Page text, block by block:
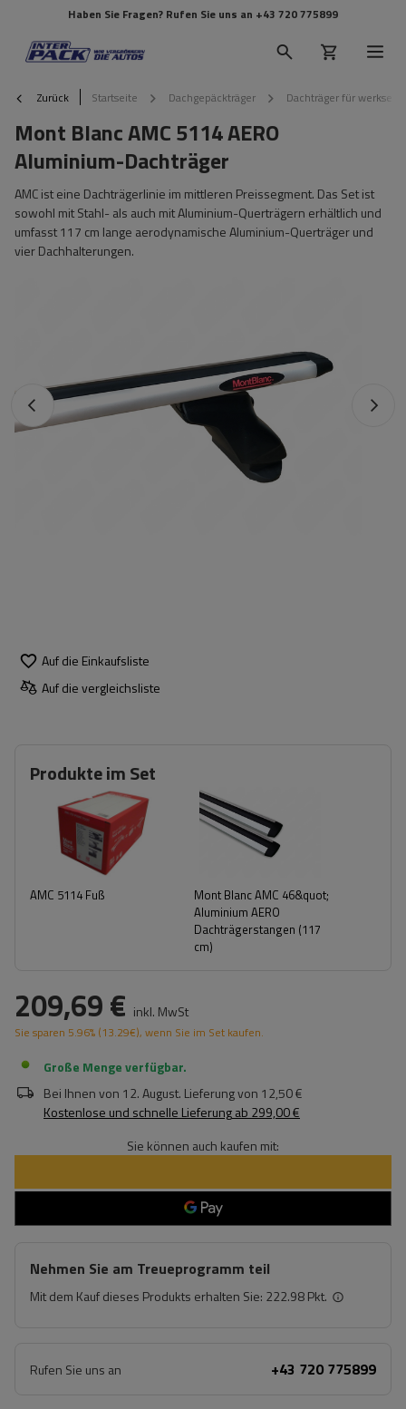
Haben Sie Fragen? Rufen Sie uns an +43 720 775899
Zurück Startseite Dachgepäckträger Dachträger für
Mont Blanc AMC 5114 AERO
Aluminium-Dachträger
AMC ist eine Dachträgerlinie im mittleren Preissegment. Das Set ist
sowohl mit Stahl- als auch mit Aluminium-Querträgern erhältlich und
umfasst 117 cm lange aerodynamische Aluminium-Querträger und
vier Dachhalterungen.
Auf die Einkaufsliste
Auf die vergleichsliste
Produkte im Set
AMC 5114 Fuß
Mont Blanc AMC 46&quot;
Aluminium AERO
Dachträgerstangen (117
cm)
209,69 € inkl. MwSt
Sie sparen 5.96% (13.29€), wenn Sie im Set kaufen.
Große Menge verfügbar
Bei Ihnen von 12. August. Lieferung von 12,50 €
Kostenlose und schnelle Lieferungab 299,00 €
Sie können auch kaufen mit:
Nehmen Sie am Treueprogramm teil
Mit dem Kauf dieses Produkts erhalten Sie: 222.98 Pkt.
Rufen Sie uns an +43 720 775899